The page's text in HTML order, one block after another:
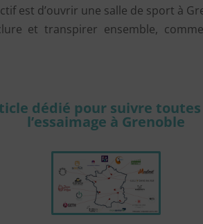
est d’ouvrir une salle de sport à
et transpirer ensemble,
dédié pour suivre
l’essaimage à Grenoble